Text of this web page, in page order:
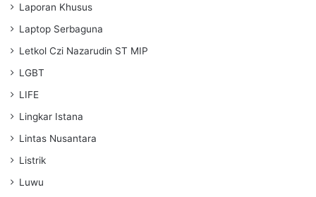
Laporan Khusus
Laptop Serbaguna
Letkol Czi Nazarudin ST MIP
LGBT
LIFE
Lingkar Istana
Lintas Nusantara
Listrik
Luwu